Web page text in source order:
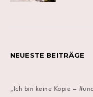
NEUESTE BEITRÄGE
„Ich bin keine Kopie –